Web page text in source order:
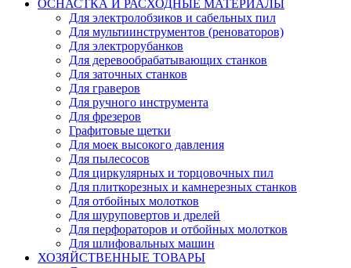
ОСНАСТКА И РАСХОДНЫЕ МАТЕРИАЛЫ
Для электролобзиков и сабельных пил
Для мультиинструментов (реноваторов)
Для электрорубанков
Для деревообрабатывающих станков
Для заточных станков
Для граверов
Для ручного инструмента
Для фрезеров
Графитовые щетки
Для моек высокого давления
Для пылесосов
Для циркулярных и торцовочных пил
Для плиткорезных и камнерезных станков
Для отбойных молотков
Для шуруповертов и дрелей
Для перфораторов и отбойных молотков
Для шлифовальных машин
ХОЗЯЙСТВЕННЫЕ ТОВАРЫ